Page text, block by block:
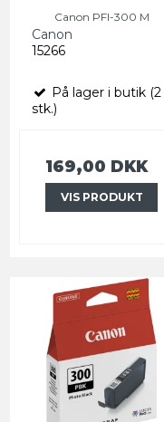
Canon PFI-300 M
Canon
15266
På lager i butik (2
stk.)
169,00 DKK
VIS PRODUKT